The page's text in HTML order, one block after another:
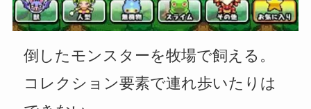
倒したモンスターを牧場で飼える。
コレクション要素で連れ歩いたりは